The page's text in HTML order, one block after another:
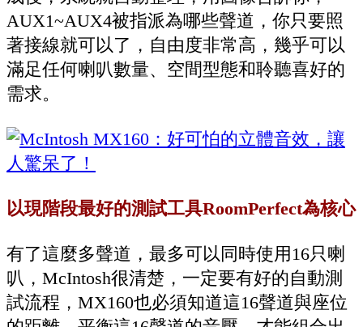
AUX1~AUX4被指派為哪些聲道，你只要照
著接線就可以了，自由度非常高，幾乎可以
滿足任何喇叭數量、空間型態和聆聽喜好的
需求。
以現階段最好的測試工具RoomPerfect為核心
有了這麼多聲道，最多可以同時使用16只喇
叭，McIntosh很清楚，一定要有好的自動測
試流程，MX160也必須知道這16聲道與座位